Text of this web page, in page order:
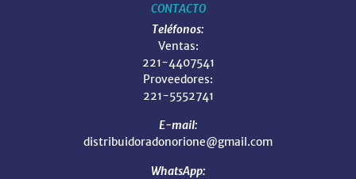
CONTACTO
Teléfonos:
Ventas:
221-4407541
Proveedores:
221-5552741
E-mail:
distribuidoradonorione@gmail.com
WhatsApp: